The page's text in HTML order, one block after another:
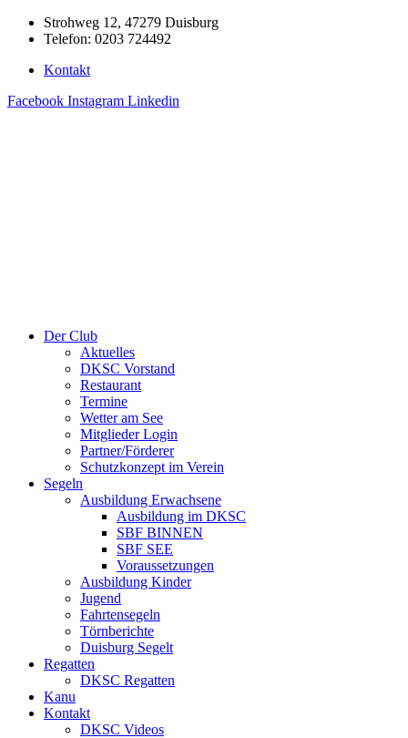
Zum
Inhalt
Strohweg 12, 47279 Duisburg
Telefon: 0203 724492
Kontakt
Facebook Instagram Linkedin
Der Club
Aktuelles
DKSC Vorstand
Restaurant
Termine
Wetter am See
Mitglieder Login
Partner/Förderer
Schutzkonzept im Verein
Segeln
Ausbildung Erwachsene
Ausbildung im DKSC
SBF BINNEN
SBF SEE
Voraussetzungen
Ausbildung Kinder
Jugend
Fahrtensegeln
Törnberichte
Duisburg Segelt
Regatten
DKSC Regatten
Kanu
Kontakt
DKSC Videos